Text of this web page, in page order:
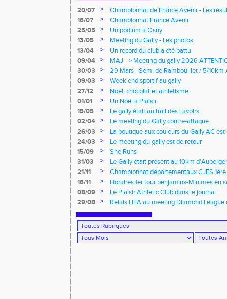
20/07 >
Championnat de France Avenir - Les
16/07
>
Championnat France Avenir
25/05
>
Un podium à Osny
13/05
>
Meeting du Gally - Les photos
13/04
>
Un record du club a été battu
09/04
>
MAJ --> Meeting du gally 2026
30/03
>
29 Mars - Semi de Rambouillet / 5/10km
09/03
>
Week end sportif au gally
27/12
>
Noel, chocolat et athlétisme
01/01
>
Un Noël à Plaisir
15/05
>
Le gally était au trail des Lavoirs
02/04
>
Le meeting du Gally contre-attaque
26/03
>
La boutique aux couleurs du Gally AC est
24/03
>
Le meeting du gally est de retour
15/09
>
She Runs
31/03
>
Le Gally était présent au 10km
21/11
>
Championnat départementaux CJES
16/11
>
Horaires 1er tour benjamins-Minimes en
08/09
>
Le Plaisir Athletic Club dans le journal
29/08
> Relais LIFA au meeting Diamond League